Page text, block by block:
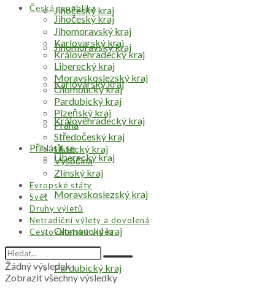
Přihlásit se
Jihočeský kraj
Jihomoravský kraj
Karlovarský kraj
Královéhradecký kraj
Liberecký kraj
Moravskoslezský kraj
Olomoucký kraj
Pardubický kraj
Česká republika
Jihočeský kraj
Jihomoravský kraj
Karlovarský kraj
Královéhradecký kraj
Liberecký kraj
Moravskoslezský kraj
Olomoucký kraj
Pardubický kraj
Plzeňský kraj
Praha
Středočeský kraj
Ústecký kraj
Vysočina
Zlínský kraj
Evropské státy
Svět
Druhy výletů
Netradiční výlety a dovolená
Cestovatelská videa
Žádný výsledek
Zobrazit všechny výsledky